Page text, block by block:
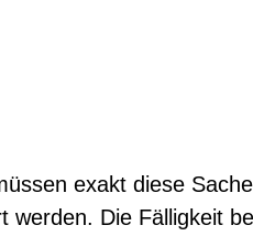
exakt diese
werden. Die Fälligkeit